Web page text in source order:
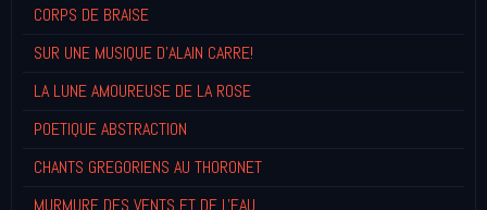
CORPS DE BRAISE
SUR UNE MUSIQUE D'ALAIN CARRE!
LA LUNE AMOUREUSE DE LA ROSE
POETIQUE ABSTRACTION
CHANTS GREGORIENS AU THORONET
MURMURE DES VENTS ET DE L'EAU